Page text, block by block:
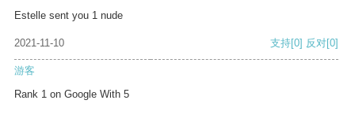
Estelle sent you 1 nude
2021-11-10 支持[0] 反对[0]
游客
Rank 1 on Google With 5